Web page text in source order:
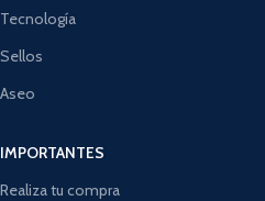
Tecnología
Sellos
Aseo
IMPORTANTES
Realiza tu compra